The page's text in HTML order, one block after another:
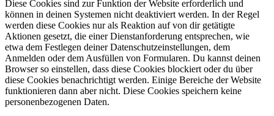
Diese Cookies sind zur Funktion der Website erforderlich und
können in deinen Systemen nicht deaktiviert werden. In der Regel
werden diese Cookies nur als Reaktion auf von dir getätigte
Aktionen gesetzt, die einer Dienstanforderung entsprechen, wie
etwa dem Festlegen deiner Datenschutzeinstellungen, dem
Anmelden oder dem Ausfüllen von Formularen. Du kannst deinen
Browser so einstellen, dass diese Cookies blockiert oder du über
diese Cookies benachrichtigt werden. Einige Bereiche der Website
funktionieren dann aber nicht. Diese Cookies speichern keine
personenbezogenen Daten.